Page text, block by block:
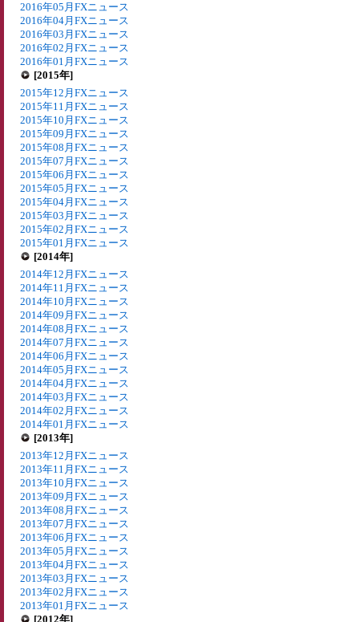
2016年05月FXニュース
2016年04月FXニュース
2016年03月FXニュース
2016年02月FXニュース
2016年01月FXニュース
[2015年]
2015年12月FXニュース
2015年11月FXニュース
2015年10月FXニュース
2015年09月FXニュース
2015年08月FXニュース
2015年07月FXニュース
2015年06月FXニュース
2015年05月FXニュース
2015年04月FXニュース
2015年03月FXニュース
2015年02月FXニュース
2015年01月FXニュース
[2014年]
2014年12月FXニュース
2014年11月FXニュース
2014年10月FXニュース
2014年09月FXニュース
2014年08月FXニュース
2014年07月FXニュース
2014年06月FXニュース
2014年05月FXニュース
2014年04月FXニュース
2014年03月FXニュース
2014年02月FXニュース
2014年01月FXニュース
[2013年]
2013年12月FXニュース
2013年11月FXニュース
2013年10月FXニュース
2013年09月FXニュース
2013年08月FXニュース
2013年07月FXニュース
2013年06月FXニュース
2013年05月FXニュース
2013年04月FXニュース
2013年03月FXニュース
2013年02月FXニュース
2013年01月FXニュース
[2012年]